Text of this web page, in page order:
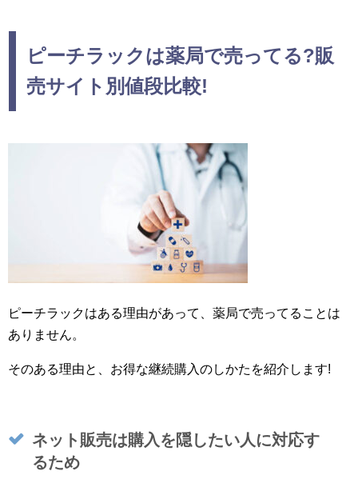
ピーチラックは薬局で売ってる?販
売サイト別値段比較!
ピーチラックはある理由があって、薬局で売ってることは
ありません。
そのある理由と、お得な継続購入のしかたを紹介します!
ネット販売は購入を隠したい人に対応す
るため